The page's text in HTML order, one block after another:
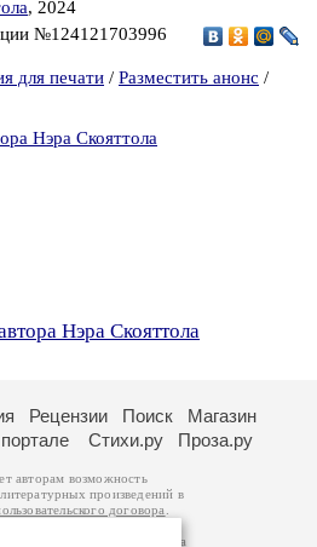
, 2024
№124121703996
для печати / Разместить анонс /
Нэра Скояттола
Нэра Скояттола
Рецензии Поиск
Магазин
Стихи.ру Проза.ру
авторам возможность
произведений в
договора
принадлежат авторам
произведений возможна